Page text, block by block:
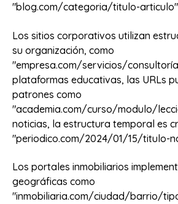
"blog.com/categoria/titulo-
Los sitios corporativos utilizan
su organización, como
"empresa.com/servicios/
plataformas educativas, las URLs
patrones como
"academia.com/curso/modulo/
noticias, la estructura temporal es
"periodico.com/2024/01/15/titulo-
Los portales inmobiliarios
geográficas como
"inmobiliaria.com/ciudad/barrio/